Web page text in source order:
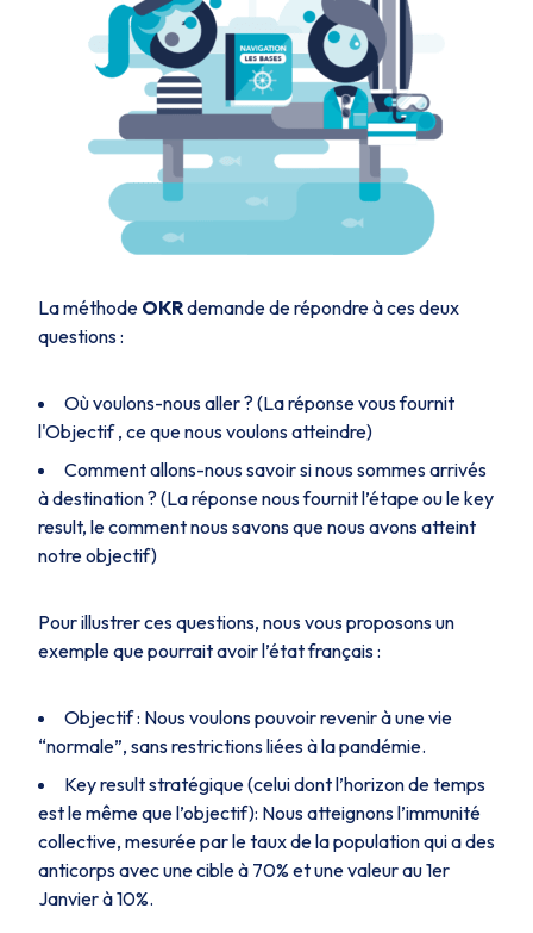
La méthode OKRdemande de répondre à ces deux
questions :
Où voulons-nous aller ? (La réponse vous fournit
l'Objectif , ce que nous voulons atteindre)
Comment allons-nous savoir si nous sommes arrivés
à destination ? (La réponse nous fournit l’étape ou le key
result, le comment nous savons que nous avons atteint
notre objectif)
Pour illustrer ces questions, nous vous proposons un
exemple que pourrait avoir l’état français :
Objectif : Nous voulons pouvoir revenir à une vie
“normale”, sans restrictions liées à la pandémie.
Key result stratégique (celui dont l’horizon de temps
est le même que l’objectif): Nous atteignons l’immunité
collective, mesurée par le taux de la population qui a des
anticorps avec une cible à 70% et une valeur au 1er
Janvier à 10%.